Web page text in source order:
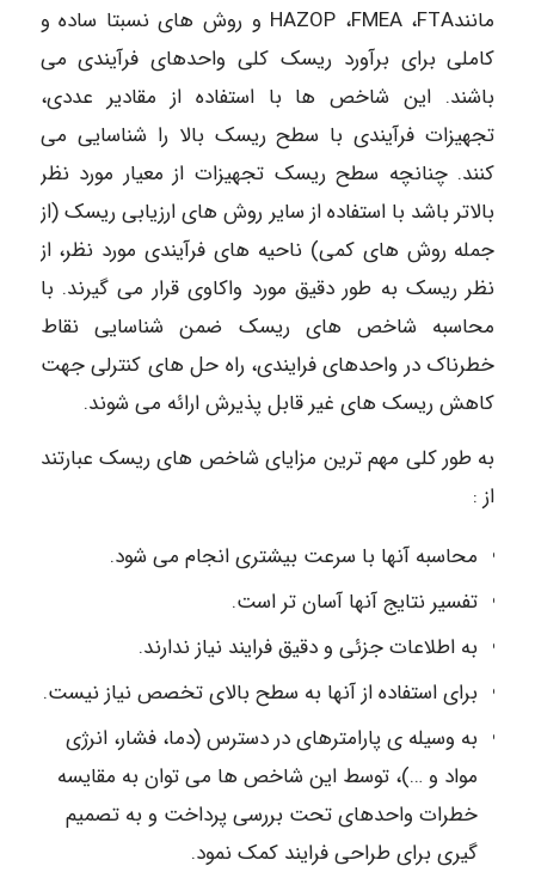
مانندHAZOP ،FMEA ،FTA و روش های نسبتا ساده و
کاملی برای برآورد ریسک کلی واحدهای فرآیندی می
باشند. این شاخص ها با استفاده از مقادیر عددی،
تجهیزات فرآیندی با سطح ریسک بالا را شناسایی می
کنند. چنانچه سطح ریسک تجهیزات از معیار مورد نظر
بالاتر باشد با استفاده از سایر روش های ارزیابی ریسک (از
جمله روش های کمی) ناحیه های فرآیندی مورد نظر، از
نظر ریسک به طور دقیق مورد واکاوی قرار می گیرند. با
محاسبه شاخص های ریسک ضمن شناسایی نقاط
خطرناک در واحدهای فرایندی، راه حل های کنترلی جهت
کاهش ریسک های غیر قابل پذیرش ارائه می شوند.
به طور کلی مهم ترین مزایای شاخص های ریسک عبارتند
از :
محاسبه آنها با سرعت بیشتری انجام می شود.
تفسیر نتایج آنها آسان تر است.
به اطلاعات جزئی و دقیق فرایند نیاز ندارند.
برای استفاده از آنها به سطح بالای تخصص نیاز نیست.
به وسیله ی پارامترهای در دسترس (دما، فشار، انرژی
مواد و …)، توسط این شاخص ها می توان به مقایسه
خطرات واحدهای تحت بررسی پرداخت و به تصمیم
گیری برای طراحی فرایند کمک نمود.